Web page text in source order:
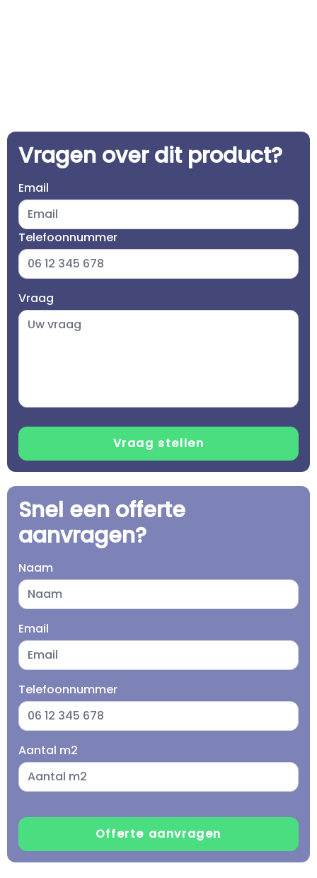
Vragen over dit product?
Email
Telefoonnummer
Vraag
Snel een offerte
aanvragen?
Naam
Email
Telefoonnummer
Aantal m2